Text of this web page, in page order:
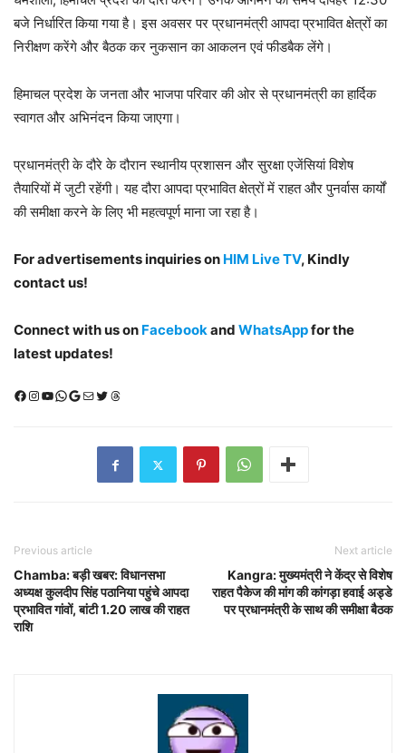
बजे निर्धारित किया गया है। इस अवसर पर प्रधानमंत्री आपदा प्रभावित क्षेत्रों का
निरीक्षण करेंगे और बैठक कर नुकसान का आकलन एवं फीडबैक लेंगे।
हिमाचल प्रदेश के जनता और भाजपा परिवार की ओर से प्रधानमंत्री का हार्दिक
स्वागत और अभिनंदन किया जाएगा।
प्रधानमंत्री के दौरे के दौरान स्थानीय प्रशासन और सुरक्षा एजेंसियां विशेष
तैयारियों में जुटी रहेंगी। यह दौरा आपदा प्रभावित क्षेत्रों में राहत और पुनर्वास कार्यों
की समीक्षा करने के लिए भी महत्वपूर्ण माना जा रहा है।
For advertisements inquiries on HIM Live TV, Kindly
contact us!
Connect with us on Facebookand WhatsAppfor the
latest updates!
Facebook
Instagram
YouTube
WhatsApp
Google
MailX (Twitter)
Threads
Previous article
Chamba: बड़ी खबर: विधानसभा
अध्यक्ष कुलदीप सिंह पठानिया पहुंचे आपदा
प्रभावित गांवों, बांटी 1.20 लाख की राहत
राशि
Next article
Kangra: मुख्यमंत्री ने केंद्र से विशेष
राहत पैकेज की मांग की कांगड़ा हवाई अड्डे
पर प्रधानमंत्री के साथ की समीक्षा बैठक